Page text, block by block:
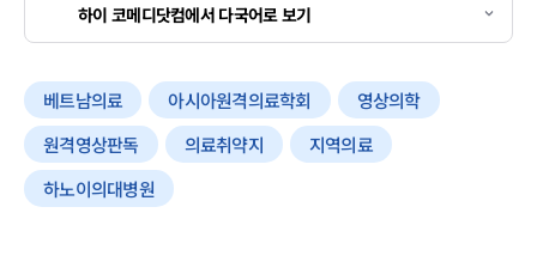
하이 코메디닷컴에서 다국어로 보기
베트남의료 아시아원격의료학회
영상의학
원격영상판독
의료취약지
지역의료
하노이의대병원